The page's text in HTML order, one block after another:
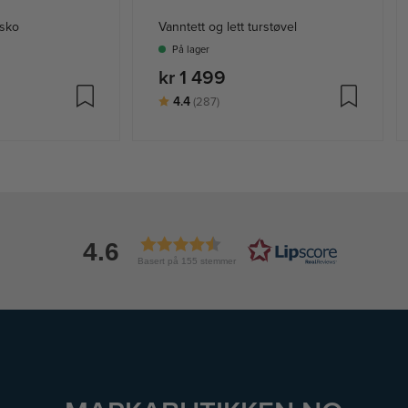
Vanntett og lett turstøvel
På lager
kr 1 499
Karakter:
4.4(287)av 5 mulige
4.6 Basert på 155 stemmer